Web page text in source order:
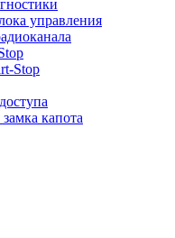
управления
Stop
капота